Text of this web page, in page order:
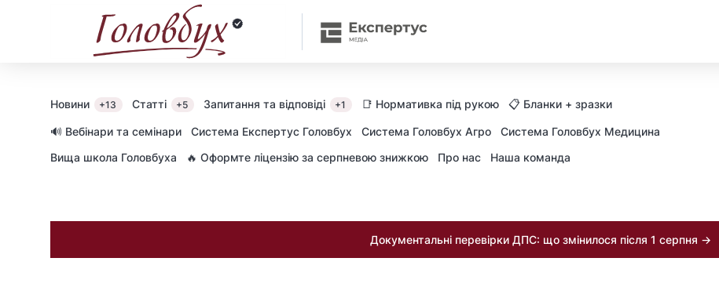
Новини +13 Статті +5 Запитання та відповіді +1 📑 Нормативка під рукою 📋 Бланки + зразки
🔊 Вебінари та семінари Cистема Експертус Головбух Система Головбух Агро
Система Головбух Медицина
Вища школа Головбуха
🔥 Оформте ліцензію за серпневою знижкою Про нас Наша команда
Документальні перевірки ДПС: що змінилося після 1 серпня →